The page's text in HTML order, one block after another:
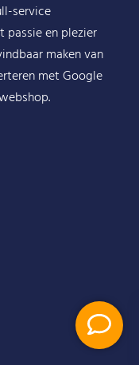
service
passie en plezier
maken van
met Google